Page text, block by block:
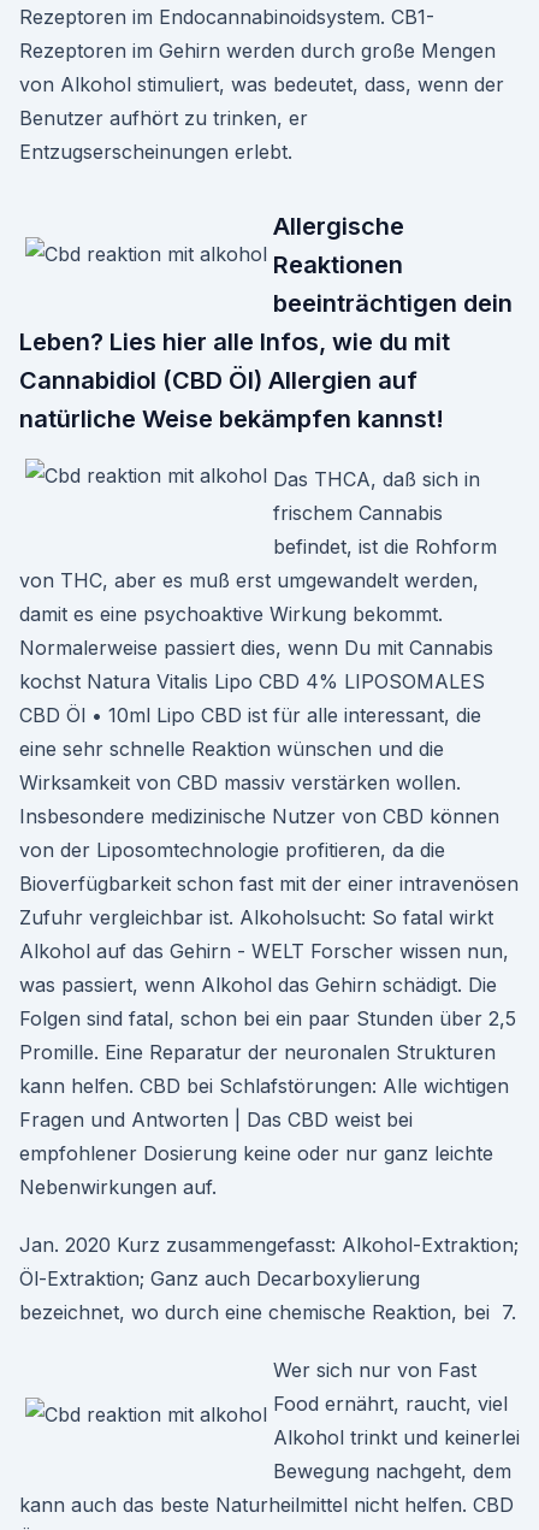
Rezeptoren im Endocannabinoidsystem. CB1-
Rezeptoren im Gehirn werden durch große Mengen
von Alkohol stimuliert, was bedeutet, dass, wenn der
Benutzer aufhört zu trinken, er
Entzugserscheinungen erlebt.
Allergische
Reaktionen
beeinträchtigen dein
Leben? Lies hier alle Infos, wie du mit
Cannabidiol (CBD Öl) Allergien auf
natürliche Weise bekämpfen kannst!
Das THCA, daß sich in
frischem Cannabis
befindet, ist die Rohform
von THC, aber es muß erst umgewandelt werden,
damit es eine psychoaktive Wirkung bekommt.
Normalerweise passiert dies, wenn Du mit Cannabis
kochst Natura Vitalis Lipo CBD 4% LIPOSOMALES
CBD Öl • 10ml Lipo CBD ist für alle interessant, die
eine sehr schnelle Reaktion wünschen und die
Wirksamkeit von CBD massiv verstärken wollen.
Insbesondere medizinische Nutzer von CBD können
von der Liposomtechnologie profitieren, da die
Bioverfügbarkeit schon fast mit der einer intravenösen
Zufuhr vergleichbar ist. Alkoholsucht: So fatal wirkt
Alkohol auf das Gehirn - WELT Forscher wissen nun,
was passiert, wenn Alkohol das Gehirn schädigt. Die
Folgen sind fatal, schon bei ein paar Stunden über 2,5
Promille. Eine Reparatur der neuronalen Strukturen
kann helfen. CBD bei Schlafstörungen: Alle wichtigen
Fragen und Antworten | Das CBD weist bei
empfohlener Dosierung keine oder nur ganz leichte
Nebenwirkungen auf.
Jan. 2020 Kurz zusammengefasst: Alkohol-Extraktion;
Öl-Extraktion; Ganz auch Decarboxylierung
bezeichnet, wo durch eine chemische Reaktion, bei 7.
Wer sich nur von Fast
Food ernährt, raucht, viel
Alkohol trinkt und keinerlei
Bewegung nachgeht, dem
kann auch das beste Naturheilmittel nicht helfen. CBD